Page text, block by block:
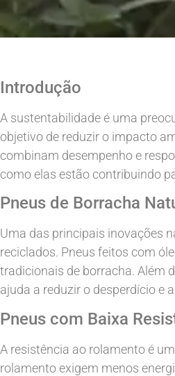
Introdução
A sustentabilidade é uma
objetivo de reduzir o impacto
combinam desempenho e
como elas estão contribuindo
Pneus de Borracha
Uma das principais inovações
reciclados. Pneus feitos com
tradicionais de borracha. Além
ajuda a reduzir o desperdício e
Pneus com Baixa
A resistência ao rolamento é
rolamento exigem menos